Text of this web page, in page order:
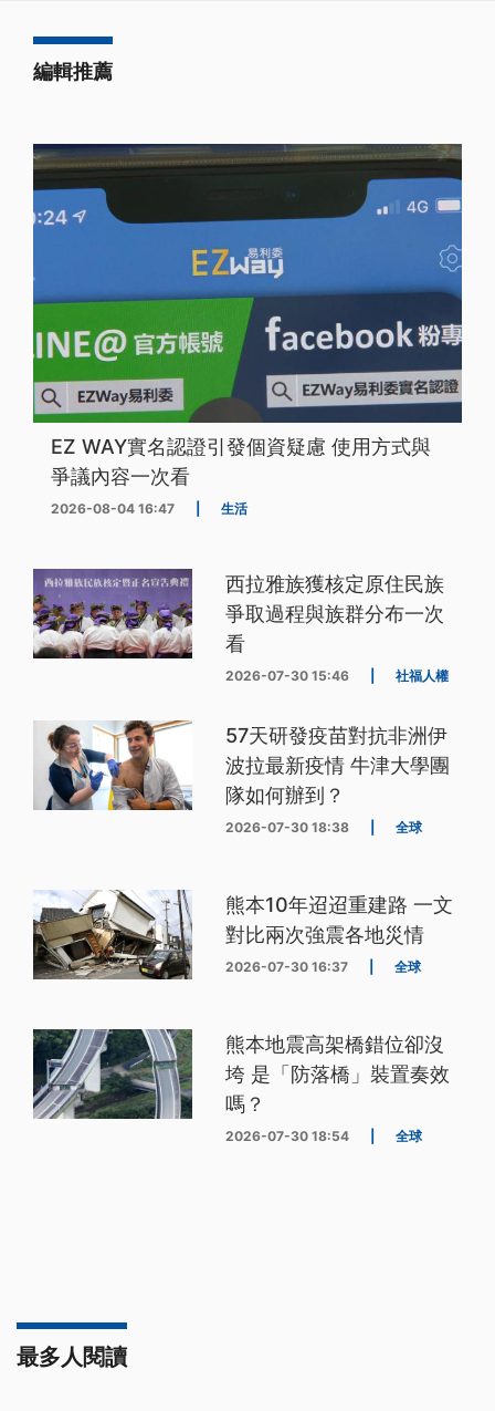
編輯推薦
EZ WAY實名認證引發個資疑慮 使用方式與
爭議內容一次看
2026-08-04 16:47 生活
西拉雅族獲核定原住民族
爭取過程與族群分布一次
看
2026-07-30 15:46 社福人權
57天研發疫苗對抗非洲伊
波拉最新疫情 牛津大學團
隊如何辦到？
2026-07-30 18:38 全球
熊本10年迢迢重建路 一文
對比兩次強震各地災情
2026-07-30 16:37 全球
熊本地震高架橋錯位卻沒
垮 是「防落橋」裝置奏效
嗎？
2026-07-30 18:54 全球
最多人閱讀